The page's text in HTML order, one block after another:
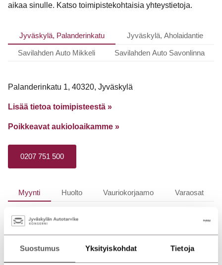
Suostumus Yksityiskohdat Tietoja
aikaa sinulle. Katso toimipistekohtaisia yhteystietoja.
Jyväskylä, Palanderinkatu Jyväskylä, Aholaidantie
Savilahden Auto Mikkeli Savilahden Auto Savonlinna
Palanderinkatu 1, 40320, Jyväskylä
Lisää tietoa toimipisteestä »
Poikkeavat aukioloaikamme »
0207 751 500
Myynti Huolto Vauriokorjaamo Varaosat
Avoinna
ma-pe 8.30 – 17
la 10 – 14